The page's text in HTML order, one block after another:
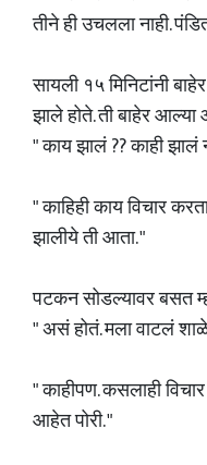
तीने ही उचलला नाही.
सायली १५ मिनिटांनी
झाले होते. ती बाहेर
" काय झालं ?? काही झालं
" काहिही काय विचार
झालीये ती आता. "
पटकन सोडल्यावर बसत
" असं होतं. मला वाटलं
" काहीपण. कसलाही
आहेत पोरी. "